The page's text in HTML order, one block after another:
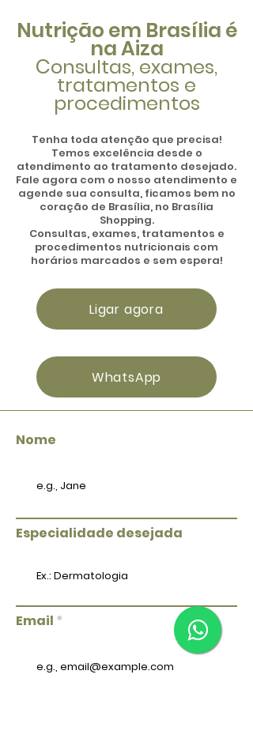
Nutrição em Brasília é
na Aiza
Consultas, exames,
tratamentos e
procedimentos
Tenha toda atenção que precisa!
Temos excelência desde o
atendimento ao tratamento desejado.
Fale agora com o nosso atendimento e
agende sua consulta, ficamos bem no
coração de Brasília, no Brasília
Shopping.
Consultas, exames, tratamentos e
procedimentos nutricionais com
horários marcados e sem espera!
Ligar agora
WhatsApp
Nome
Especialidade desejada
Email